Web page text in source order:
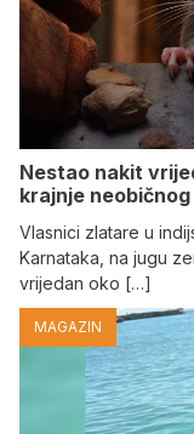
Nestao nakit
krajnje
Vlasnici zlatare u
Karnataka, na jugu
vrijedan oko […]
MAGAZIN